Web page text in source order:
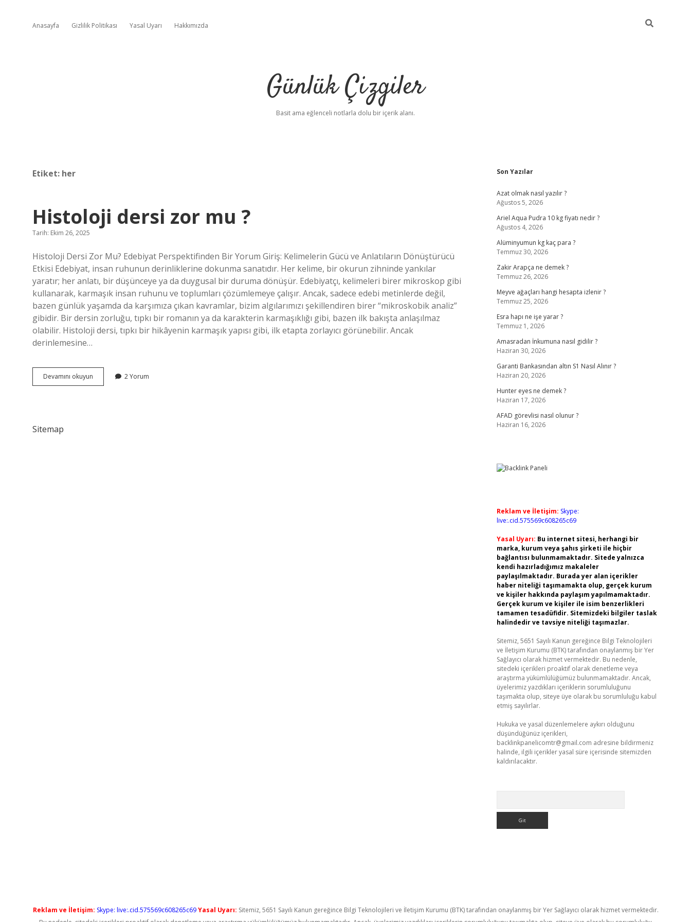
Anasayfa Gizlilik Politikası Yasal Uyarı Hakkımızda
Günlük Çizgiler
Basit ama eğlenceli notlarla dolu bir içerik alanı.
Etiket: her
Histoloji dersi zor mu ?
Tarih: Ekim 26, 2025
Histoloji Dersi Zor Mu? Edebiyat Perspektifinden Bir Yorum Giriş: Kelimelerin Gücü ve Anlatıların Dönüştürücü
Etkisi Edebiyat, insan ruhunun derinliklerine dokunma sanatıdır. Her kelime, bir okurun zihninde yankılar
yaratır; her anlatı, bir düşünceye ya da duygusal bir duruma dönüşür. Edebiyatçı, kelimeleri birer mikroskop gibi
kullanarak, karmaşık insan ruhunu ve toplumları çözümlemeye çalışır. Ancak, sadece edebi metinlerde değil,
bazen günlük yaşamda da karşımıza çıkan kavramlar, bizim algılarımızı şekillendiren birer “mikroskobik analiz”
gibidir. Bir dersin zorluğu, tıpkı bir romanın ya da karakterin karmaşıklığı gibi, bazen ilk bakışta anlaşılmaz
olabilir. Histoloji dersi, tıpkı bir hikâyenin karmaşık yapısı gibi, ilk etapta zorlayıcı görünebilir. Ancak
derinlemesine…
Devamını okuyun Histoloji
dersi
2 Yorum
Sitemap
Sidebar
Son Yazılar
Azat olmak nasıl yazılır ?
Ağustos 5, 2026
Ariel Aqua Pudra 10 kg fiyatı nedir ?
Ağustos 4, 2026
Alüminyumun kg kaç para ?
Temmuz 30, 2026
Zakir Arapça ne demek ?
Temmuz 26, 2026
Meyve ağaçları hangi hesapta izlenir ?
Temmuz 25, 2026
Esra hapı ne işe yarar ?
Temmuz 1, 2026
Amasradan İnkumuna nasıl gidilir ?
Haziran 30, 2026
Garanti Bankasından altın S1 Nasıl Alınır ?
Haziran 20, 2026
Hunter eyes ne demek ?
Haziran 17, 2026
AFAD görevlisi nasıl olunur ?
Haziran 16, 2026
Reklam ve İletişim: Skype:
live:.cid.575569c608265c69
Yasal Uyarı: Bu internet sitesi, herhangi bir
marka, kurum veya şahıs şirketi ile hiçbir
bağlantısı bulunmamaktadır. Sitede yalnızca
kendi hazırladığımız makaleler
paylaşılmaktadır. Burada yer alan içerikler
haber niteliği taşımamakta olup, gerçek kurum
ve kişiler hakkında paylaşım yapılmamaktadır.
Gerçek kurum ve kişiler ile isim benzerlikleri
tamamen tesadüfidir. Sitemizdeki bilgiler taslak
halindedir ve tavsiye niteliği taşımazlar.
Sitemiz, 5651 Sayılı Kanun gereğince Bilgi Teknolojileri
ve İletişim Kurumu (BTK) tarafından onaylanmış bir Yer
Sağlayıcı olarak hizmet vermektedir. Bu nedenle,
sitedeki içerikleri proaktif olarak denetleme veya
araştırma yükümlülüğümüz bulunmamaktadır. Ancak,
üyelerimiz yazdıkları içeriklerin sorumluluğunu
taşımakta olup, siteye üye olarak bu sorumluluğu kabul
etmiş sayılırlar.
Hukuka ve yasal düzenlemelere aykırı olduğunu
düşündüğünüz içerikleri,
backlinkpanelicomtr@gmail.com adresine bildirmeniz
halinde, ilgili içerikler yasal süre içerisinde sitemizden
kaldırılacaktır.
elexbet giriş
Reklam ve İletişim: Skype: live:.cid.575569c608265c69 Yasal Uyarı: Sitemiz, 5651 Sayılı Kanun gereğince Bilgi Teknolojileri ve İletişim Kurumu (BTK) tarafından onaylanmış bir Yer Sağlayıcı olarak hizmet vermektedir.